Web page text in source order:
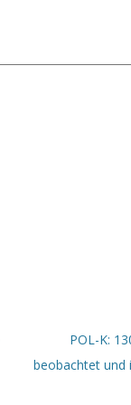
POL-K:
beobachtet und